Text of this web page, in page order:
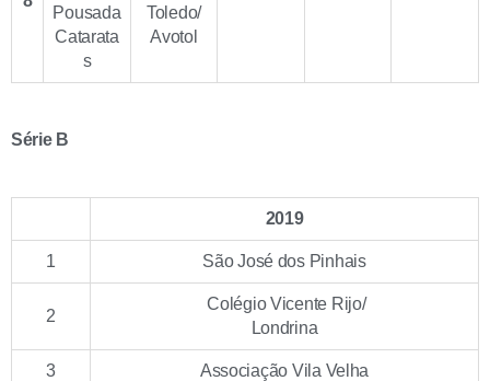
Pousada
Catarata
s
Toledo/
Avotol
Série B
2019
1 São José dos Pinhais
2
Colégio Vicente Rijo/
Londrina
3 Associação Vila Velha